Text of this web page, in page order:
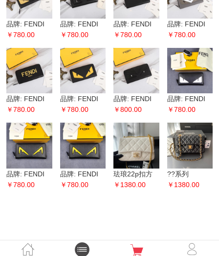
品牌: FENDI
芬迪 款号: 金
￥780.00
品牌: FENDI
芬迪 款号: 金
￥780.00
品牌: FENDI
芬迪 款号: 金
￥780.00
品牌: FENDI
芬迪 款号: 黑
￥780.00
品牌: FENDI
芬迪 款号: 丝
￥780.00
品牌: FENDI
芬迪 款号: 十
￥780.00
品牌: FENDI
芬迪 款号: 黑
￥800.00
品牌: FENDI
芬迪 款号: 修
号
￥780.00
品牌: FENDI
芬迪 款号: 黄F
￥780.00
品牌: FENDI
芬迪 款号: 黄F
￥780.00
珐琅22p扣方
胖子系列
￥1380.00
??系列
????:23cm ?
￥1380.00